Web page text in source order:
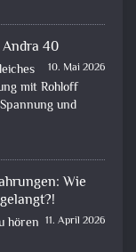
40
10. Mai 2026
mit Rohloff
und
Wie
11. April 2026
hören